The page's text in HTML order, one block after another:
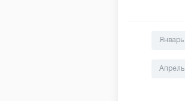
Январь
Апрель